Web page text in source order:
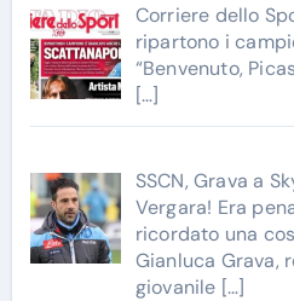
Corriere dello
ripartono i
“Benvenuto,
[…]
SSCN, Grava a
Vergara! Era
ricordato una
Gianluca Grava,
giovanile […]